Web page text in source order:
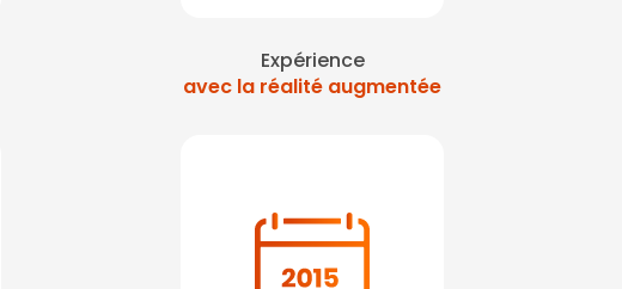
Expérience
avec la réalité augmentée